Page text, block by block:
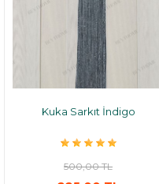
Kuka Sarkıt İndigo
500,00 TL